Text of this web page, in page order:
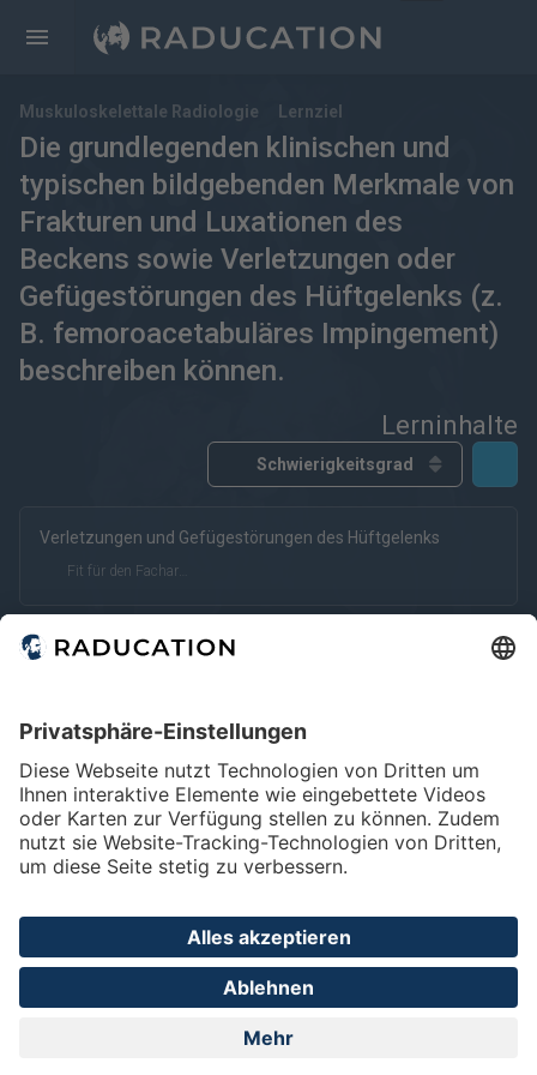
Muskuloskelettale Radiologie Lernziel
Die grundlegenden klinischen und
typischen bildgebenden Merkmale von
Frakturen und Luxationen des
Beckens sowie Verletzungen oder
Gefügestörungen des Hüftgelenks (z.
B. femoroacetabuläres Impingement)
beschreiben können.
Lerninhalte
kostenfrei kostenpflichtig Deutsch Englisch
Verletzungen und Gefügestörungen des Hüftgelenks
Fit für den Facharzt
Impressum